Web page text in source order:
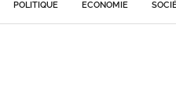
POLITIQUE ECONOMIE